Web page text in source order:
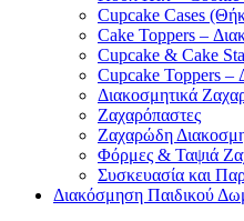
Cupcake Cases
Cake Toppers –
Cupcake & Cake
Cupcake Toppers –
Διακοσμητικά
Ζαχαρόπαστες
Ζαχαρώδη
Φόρμες & Ταψιά
Συσκευασία και
Διακόσμηση Παιδικού